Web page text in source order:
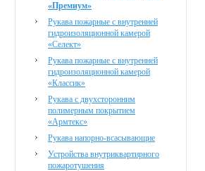
«Премиум»
Рукава пожарные с внутренней
гидроизоляционной камерой
«Селект»
Рукава пожарные с внутренней
гидроизоляционной камерой
«Классик»
Рукава с двухсторонним
полимерным покрытием
«Армтекс»
Рукава напорно-всасывающие
Устройства внутриквартирного
пожаротушения